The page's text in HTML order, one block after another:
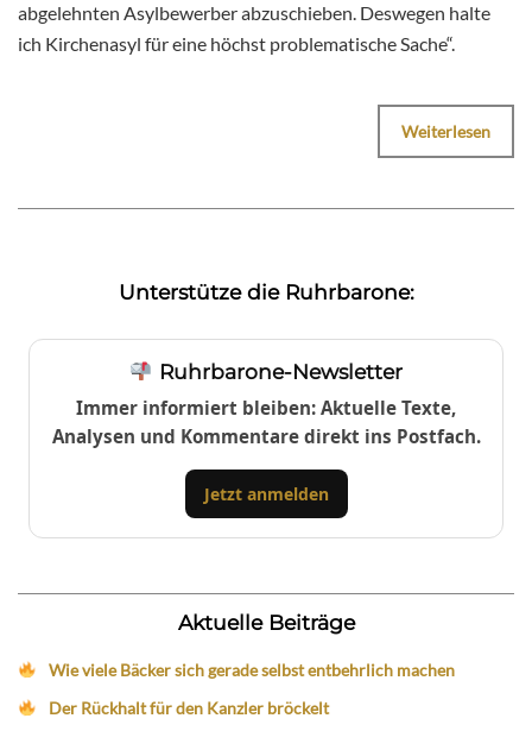
abgelehnten Asylbewerber abzuschieben. Deswegen halte
ich Kirchenasyl für eine höchst problematische Sache“.
Weiterlesen
Unterstütze die Ruhrbarone:
Ruhrbarone-Newsletter
Immer informiert bleiben: Aktuelle Texte,
Analysen und Kommentare direkt ins Postfach.
Jetzt anmelden
Aktuelle Beiträge
Wie viele Bäcker sich gerade selbst entbehrlich machen
Der Rückhalt für den Kanzler bröckelt